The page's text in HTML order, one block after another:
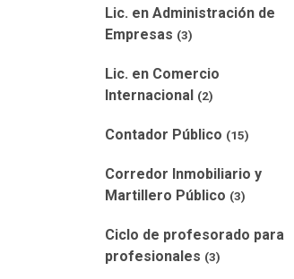
Lic. en Administración de
Empresas (3)
Lic. en Comercio
Internacional (2)
Contador Público (15)
Corredor Inmobiliario y
Martillero Público (3)
Ciclo de profesorado para
profesionales (3)